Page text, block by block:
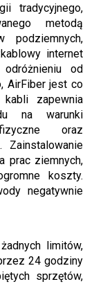
tradycyjnego,
metodą
podziemnych,
internet
od
AirFiber jest co
zapewnia
na warunki
oraz
prac ziemnych,
koszty.
negatywnie
limitów,
24 godziny
sprzętów,